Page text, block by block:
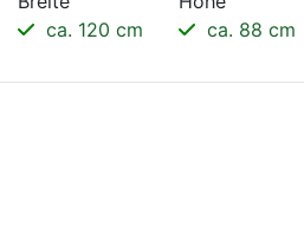
ca. 120 cm
ca. 88 cm